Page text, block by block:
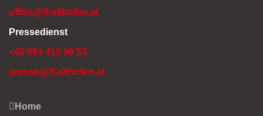
office@ff-althofen.at
Pressedienst
+43 664 410 99 53
presse@ff-althofen.at
Home